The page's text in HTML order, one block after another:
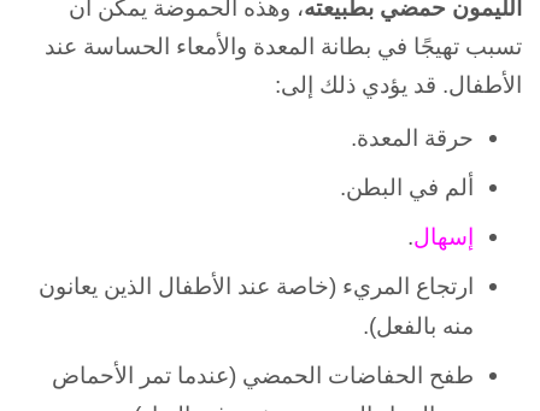
الليمون حمضي بطبيعته، وهذه الحموضة يمكن أن
تسبب تهيجًا في بطانة المعدة والأمعاء الحساسة عند
الأطفال. قد يؤدي ذلك إلى:
حرقة المعدة.
ألم في البطن.
إسهال.
ارتجاع المريء (خاصة عند الأطفال الذين يعانون
منه بالفعل).
طفح الحفاضات الحمضي (عندما تمر الأحماض